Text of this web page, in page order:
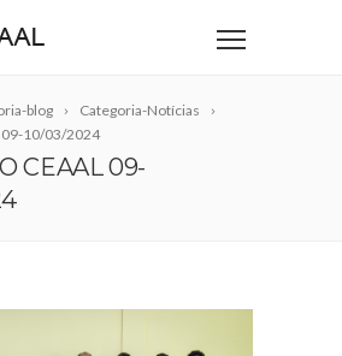
blog
Categoria-Notícias
09-10/03/2024
CEAAL 09-